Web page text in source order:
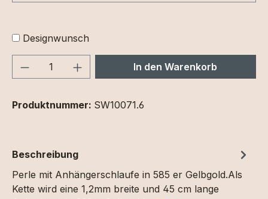
Designwunsch
Produkt Anzahl: Gib denIn den Warenkorb
Produktnummer: SW10071.6
Beschreibung
Perle mit Anhängerschlaufe in 585 er Gelbgold.Als
Kette wird eine 1,2mm breite und 45 cm lange